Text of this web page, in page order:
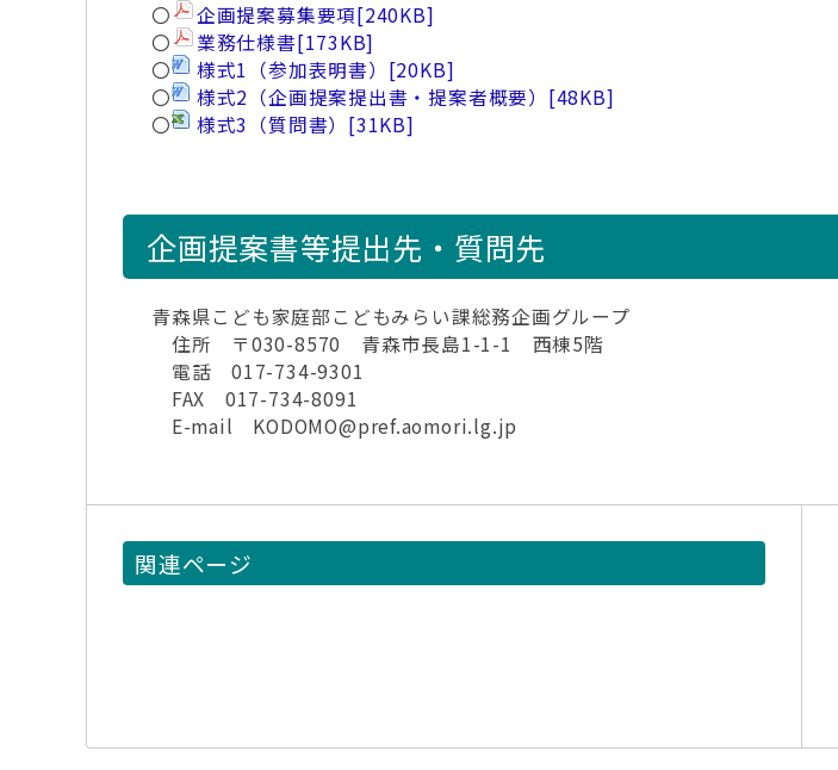
〇 企画提案募集要項[240KB]
〇
業務仕様書[173KB]
〇
様式1（参加表明書） [20KB]
〇
様式2（企画提案提出書・提案者概要） [48KB]
〇
様式3（質問書） [31KB]
企画提案書等提出先・質問先
青森県こども家庭部こどもみらい課総務企画グループ
住所 〒030-8570 青森市長島1-1-1 西棟5階
電話 017-734-9301
FAX 017-734-8091
E-mail KODOMO@pref.aomori.lg.jp
関連ページ